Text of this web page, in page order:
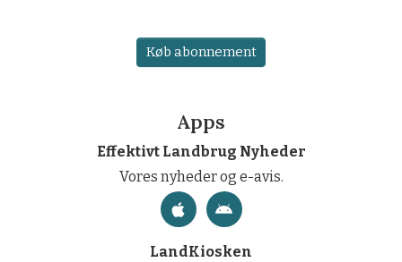
Køb abonnement
Apps
Effektivt Landbrug Nyheder
Vores nyheder og e-avis.
LandKiosken